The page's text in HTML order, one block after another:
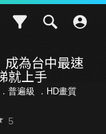
成為台中最速
就上手
普遍級 ．HD畫質
5